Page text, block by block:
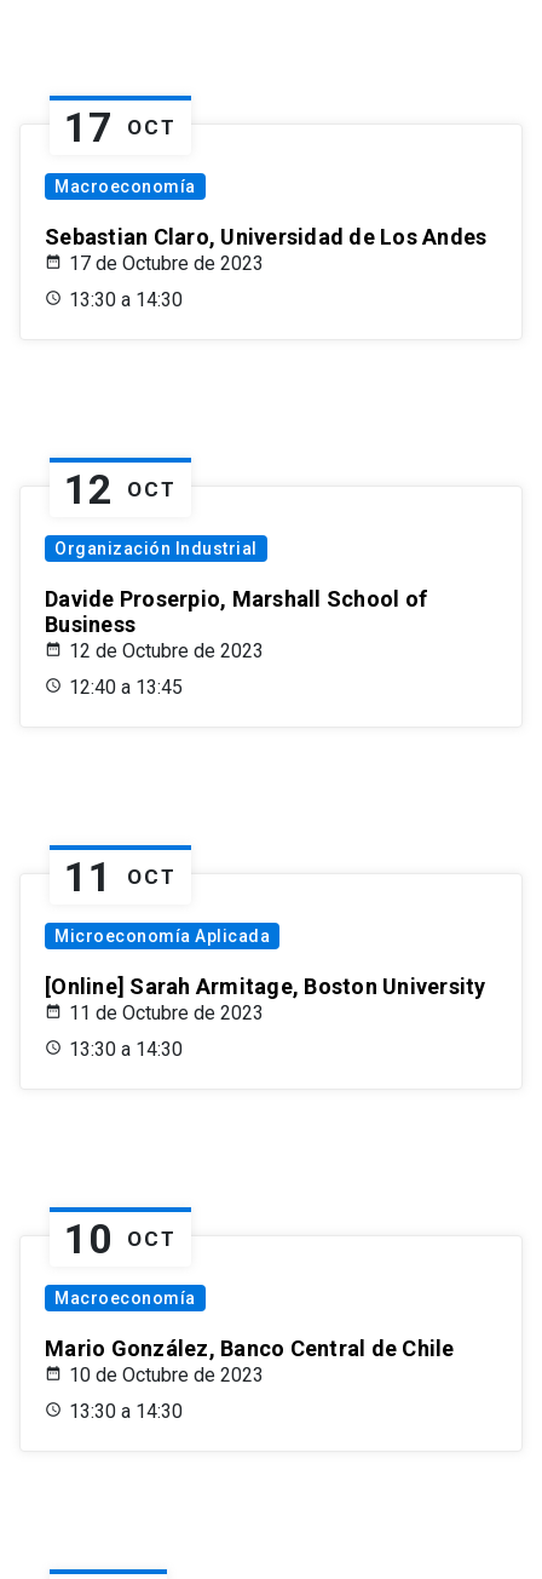
17 OCT
Macroeconomía
Sebastian Claro, Universidad de Los Andes
17 de Octubre de 2023
13:30 a 14:30
12 OCT
Organización Industrial
Davide Proserpio, Marshall School of
Business
12 de Octubre de 2023
12:40 a 13:45
11 OCT
Microeconomía Aplicada
[Online] Sarah Armitage, Boston University
11 de Octubre de 2023
13:30 a 14:30
10 OCT
Macroeconomía
Mario González, Banco Central de Chile
10 de Octubre de 2023
13:30 a 14:30